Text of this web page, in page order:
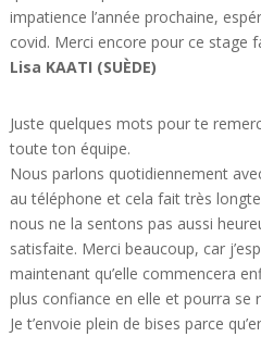
impatience l’année prochaine,
covid. Merci encore pour ce stage
Lisa KAATI (SUÈDE)
Juste quelques mots pour te
toute ton équipe.
Nous parlons quotidiennement
au téléphone et cela fait très
nous ne la sentons pas aussi
satisfaite. Merci beaucoup, car
maintenant qu’elle commencera
plus confiance en elle et pourra se
Je t’envoie plein de bises parce